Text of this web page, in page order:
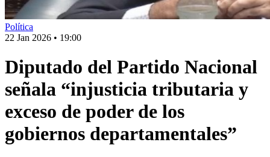
Política
22 Jan 2026 • 19:00
Diputado del Partido Nacional
señala “injusticia tributaria y
exceso de poder de los
gobiernos departamentales”